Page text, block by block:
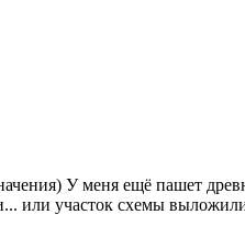
У меня ещё пашет
или участок схемы